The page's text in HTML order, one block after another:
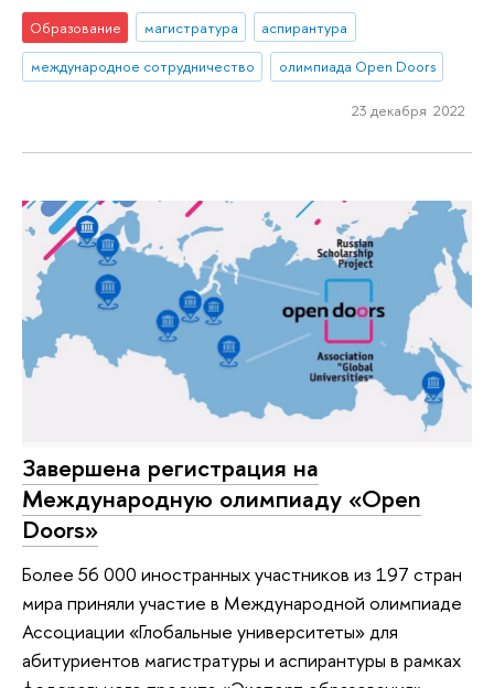
Образование магистратура
аспирантура
международное сотрудничество
олимпиада Open Doors
23 декабря 2022
Завершена регистрация на
Международную олимпиаду «Open
Doors»
Более 56 000 иностранных участников из 197 стран
мира приняли участие в Международной олимпиаде
Ассоциации «Глобальные университеты» для
абитуриентов магистратуры и аспирантуры в рамках